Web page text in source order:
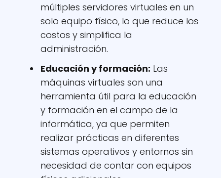
múltiples servidores virtuales en un
solo equipo físico, lo que reduce los
costos y simplifica la
administración.
Educación y formación: Las
máquinas virtuales son una
herramienta útil para la educación
y formación en el campo de la
informática, ya que permiten
realizar prácticas en diferentes
sistemas operativos y entornos sin
necesidad de contar con equipos